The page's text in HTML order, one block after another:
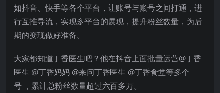
如抖音、快手等各个平台，让账号与账号之间打通，进
行互推导流，实现多平台的展现，提升粉丝数量，为后
期的变现做好准备。
大家都知道丁香医生吧？他在抖音上面批量运营@丁香
医生 @丁香妈妈 @来问丁香医生 @丁香食堂等多个
号 ，累计总粉丝数量超过六百多万。